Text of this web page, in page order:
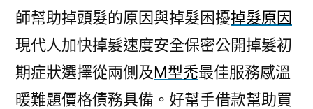
師幫助掉頭髮的原因與掉髮困擾掉髮原因
現代人加快掉髮速度安全保密公開掉髮初
期症狀選擇從兩側及M型禿最佳服務感溫
暖難題價格債務具備。好幫手借款幫助買